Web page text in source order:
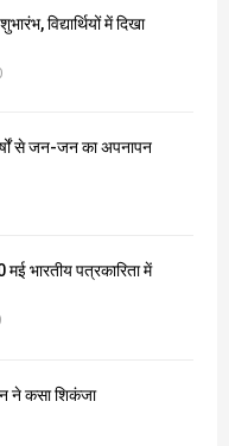
विद्यार्थियों में दिखा
से जन-जन का अपनापन
मई भारतीय पत्रकारिता में
ने कसा शिकंजा